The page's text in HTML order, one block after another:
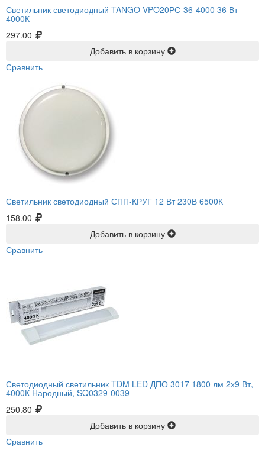
Светильник светодиодный TANGO-VPO20РС-36-4000 36 Вт -
4000К
297.00
Добавить в корзину
Сравнить
Светильник светодиодный СПП-КРУГ 12 Вт 230В 6500К
158.00
Добавить в корзину
Сравнить
Светодиодный светильник TDM LED ДПО 3017 1800 лм 2х9 Вт,
4000К Народный, SQ0329-0039
250.80
Добавить в корзину
Сравнить